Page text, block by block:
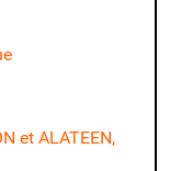
et ALATEEN,